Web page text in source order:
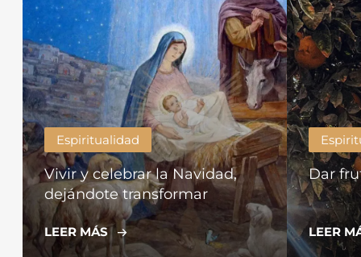
Espiritualidad
Vivir y celebrar la Navidad,
dejándote transformar
LEER MÁS
Dar
LEER